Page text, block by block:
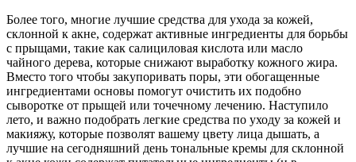
Более того, многие лучшие средства для ухода за кожей,
склонной к акне, содержат активные ингредиенты для борьбы
с прыщами, такие как салициловая кислота или масло
чайного дерева, которые снижают выработку кожного жира.
Вместо того чтобы закупоривать поры, эти обогащенные
ингредиентами основы помогут очистить их подобно
сыворотке от прыщей или точечному лечению. Наступило
лето, и важно подобрать легкие средства по уходу за кожей и
макияжу, которые позволят вашему цвету лица дышать, а
лучшие на сегодняшний день тональные кремы для склонной